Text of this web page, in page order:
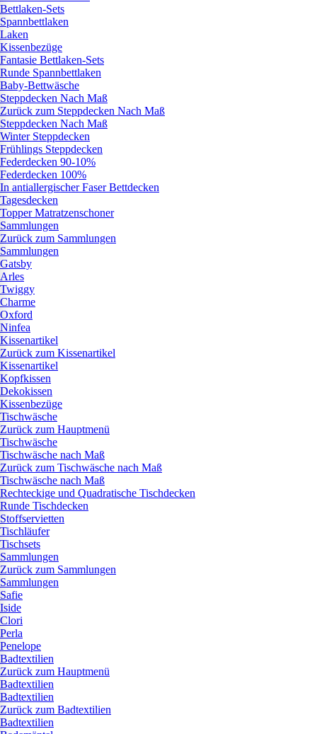
Bettlaken-Sets
Spannbettlaken
Laken
Kissenbezüge
Fantasie Bettlaken-Sets
Runde Spannbettlaken
Baby-Bettwäsche
Steppdecken Nach Maß
Zurück zum Steppdecken Nach Maß
Steppdecken Nach Maß
Winter Steppdecken
Frühlings Steppdecken
Federdecken 90-10%
Federdecken 100%
In antiallergischer Faser Bettdecken
Tagesdecken
Topper Matratzenschoner
Sammlungen
Zurück zum Sammlungen
Sammlungen
Gatsby
Arles
Twiggy
Charme
Oxford
Ninfea
Kissenartikel
Zurück zum Kissenartikel
Kissenartikel
Kopfkissen
Dekokissen
Kissenbezüge
Tischwäsche
Zurück zum Hauptmenü
Tischwäsche
Tischwäsche nach Maß
Zurück zum Tischwäsche nach Maß
Tischwäsche nach Maß
Rechteckige und Quadratische Tischdecken
Runde Tischdecken
Stoffservietten
Tischläufer
Tischsets
Sammlungen
Zurück zum Sammlungen
Sammlungen
Safie
Iside
Clori
Perla
Penelope
Badtextilien
Zurück zum Hauptmenü
Badtextilien
Badtextilien
Zurück zum Badtextilien
Badtextilien